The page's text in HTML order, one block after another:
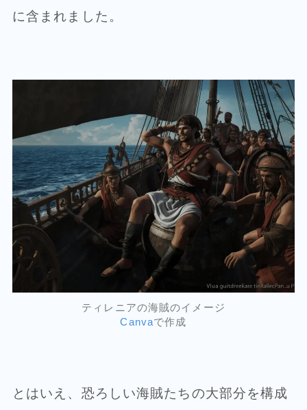
に含まれました。
ティレニアの海賊のイメージ
Canvaで作成
とはいえ、恐ろしい海賊たちの大部分を構成